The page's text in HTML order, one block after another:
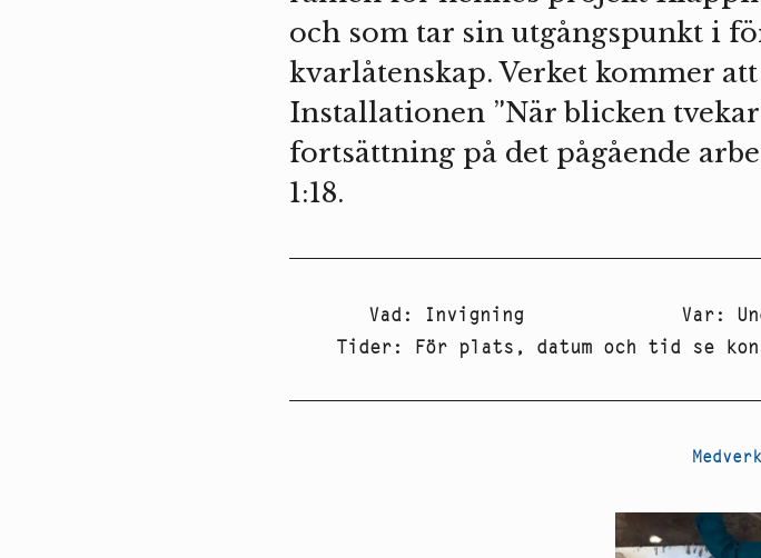
och som tar sin utgångspunkt i
kvarlåtenskap. Verket kommer
Installationen ”När blicken
fortsättning på det pågående
1:18.
Vad : Invigning Var:
Tider: För plats, datum och tid se